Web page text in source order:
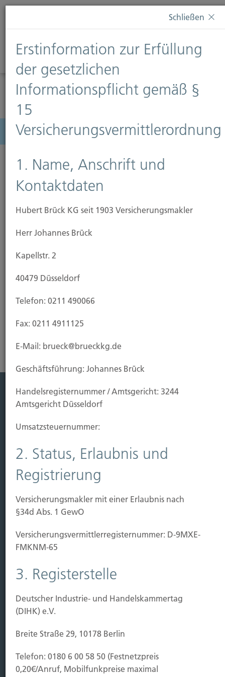
Diese Webseite verwendet Cookies. Wenn Sie weiterhin
Informationen finden Sie auf unserer SeiteDatenschutz
Diese Nachricht nicht erneut anzeigen
Menü
Rechtsschutzversicherung
wenn Sie Ihre Interessen als Haus-, Wohnungs- und
durchsetzen wollen, zum Beispiel bei
Betriebskostenabrechnung.
Leistung
Leben
Sichern
Immobilien Vers.
Baubeginn
Baufertigstellung/Hauskauf
Einzug/Vermietung
Schaden
Kontakt
Hubert Brück KG
Brück | Kapellstraße 2 | 40479 Düsseldorf
Telefon:0211-490066 |
Schließen
Erstinformation zur Erfüllung
der gesetzlichen
Informationspflicht gemäß §
15
Versicherungsvermittlerordnung
1. Name, Anschrift und
Kontaktdaten
Hubert Brück KG seit 1903 Versicherungsmakler
Herr Johannes Brück
Kapellstr. 2
40479 Düsseldorf
Telefon: 0211 490066
Fax: 0211 4911125
E-Mail: brueck@brueckkg.de
Geschäftsführung: Johannes Brück
Handels­registernummer / Amtsgericht: 3244
Amtsgericht Düsseldorf
Umsatzsteuer­nummer:
2. Status, Erlaubnis und
Registrierung
Versicherungsmakler mit einer Erlaubnis nach
§34d Abs. 1 GewO
Versicherungs­vermittler­registernummer: D-9MXE-
FMKNM-65
3. Registerstelle
Deutscher Industrie- und Handelskammertag
(DIHK) e.V.
Breite Straße 29, 10178 Berlin
Telefon: 0180 6 00 58 50 (Festnetzpreis
0,20€/Anruf, Mobilfunkpreise maximal